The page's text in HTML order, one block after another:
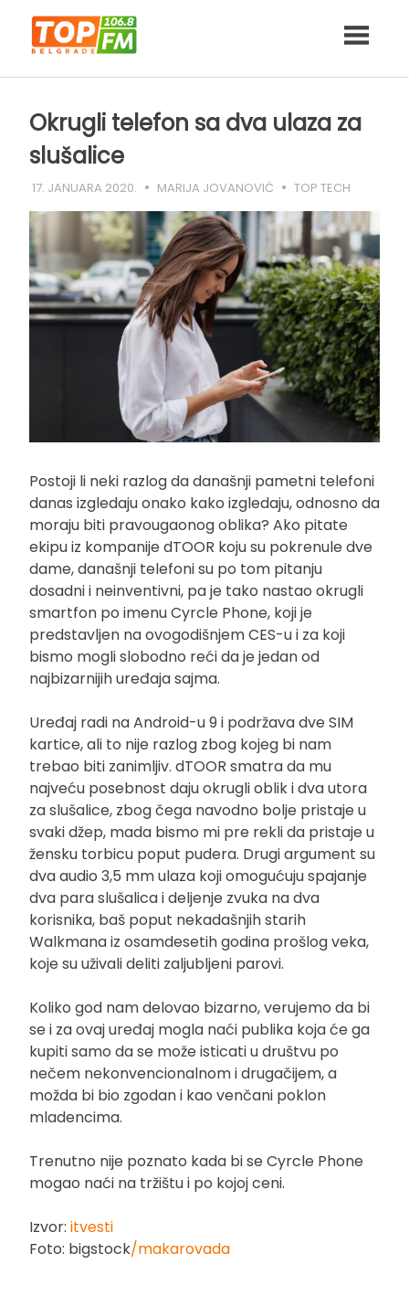
content
Okrugli telefon sa dva ulaza za
slušalice
17. JANUARA 2020. MARIJA JOVANOVIĆ TOP TECH
Postoji li neki razlog da današnji pametni telefoni
danas izgledaju onako kako izgledaju, odnosno da
moraju biti pravougaonog oblika? Ako pitate
ekipu iz kompanije dTOOR koju su pokrenule dve
dame, današnji telefoni su po tom pitanju
dosadni i neinventivni, pa je tako nastao okrugli
smartfon po imenu Cyrcle Phone, koji je
predstavljen na ovogodišnjem CES-u i za koji
bismo mogli slobodno reći da je jedan od
najbizarnijih uređaja sajma.
Uređaj radi na Android-u 9 i podržava dve SIM
kartice, ali to nije razlog zbog kojeg bi nam
trebao biti zanimljiv. dTOOR smatra da mu
najveću posebnost daju okrugli oblik i dva utora
za slušalice, zbog čega navodno bolje pristaje u
svaki džep, mada bismo mi pre rekli da pristaje u
žensku torbicu poput pudera. Drugi argument su
dva audio 3,5 mm ulaza koji omogućuju spajanje
dva para slušalica i deljenje zvuka na dva
korisnika, baš poput nekadašnjih starih
Walkmana iz osamdesetih godina prošlog veka,
koje su uživali deliti zaljubljeni parovi.
Koliko god nam delovao bizarno, verujemo da bi
se i za ovaj uređaj mogla naći publika koja će ga
kupiti samo da se može isticati u društvu po
nečem nekonvencionalnom i drugačijem, a
možda bi bio zgodan i kao venčani poklon
mladencima.
Trenutno nije poznato kada bi se Cyrcle Phone
mogao naći na tržištu i po kojoj ceni.
Izvor: itvesti
Foto: bigstock/makarovada